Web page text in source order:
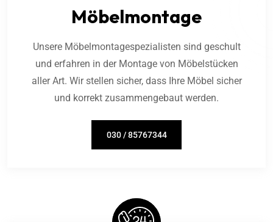
Möbelmontage
Unsere Möbelmontagespezialisten sind geschult
und erfahren in der Montage von Möbelstücken
aller Art. Wir stellen sicher, dass Ihre Möbel sicher
und korrekt zusammengebaut werden.
030 / 85767344